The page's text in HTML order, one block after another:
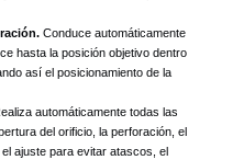
Conduce automáticamente
hasta la posición objetivo dentro
así el posicionamiento de la
automáticamente todas las
del orificio, la perforación, el
ajuste para evitar atascos, el